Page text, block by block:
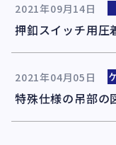
2021年09月14日
押釦スイッチ用圧
2021年04月05日
特殊仕様の吊部の